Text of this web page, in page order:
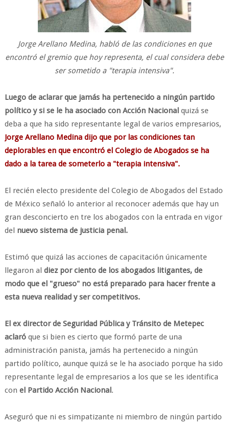
Jorge Arellano Medina, habló de las condiciones en que
encontró el gremio que hoy representa, el cual considera debe
ser sometido a "terapia intensiva".
Luego de aclarar que jamás ha pertenecido a ningún partido
político y si se le ha asociado con Acción Nacionalquizá se
deba a que ha sido representante legal de varios empresarios,
Jorge Arellano Medina dijo que por las condiciones tan
deplorables en que encontró el Colegio de Abogados se ha
dado a la tarea de someterlo a "terapia intensiva".
El recién electo presidente del Colegio de Abogados del Estado
de México señaló lo anterior al reconocer además que hay un
gran desconcierto en tre los abogados con la entrada en vigor
del nuevo sistema de justicia penal.
Estimó que quizá las acciones de capacitación únicamente
llegaron al diez por ciento de los abogados litigantes, de
modo que el "grueso" no está preparado para hacer frente a
esta nueva realidad y ser competitivos.
El ex director de Seguridad Pública y Tránsito de Metepec
aclaróque si bien es cierto que formó parte de una
administración panista, jamás ha pertenecido a ningún
partido político, aunque quizá se le ha asociado porque ha sido
representante legal de empresarios a los que se les identifica
con el Partido Acción Nacional.
Aseguró que ni es simpatizante ni miembro de ningún partido